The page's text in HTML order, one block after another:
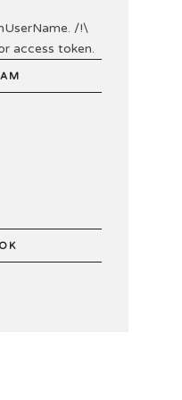
/!\
access token.